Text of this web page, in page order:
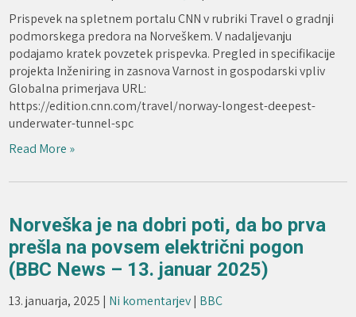
Prispevek na spletnem portalu CNN v rubriki Travel o gradnji
podmorskega predora na Norveškem. V nadaljevanju
podajamo kratek povzetek prispevka. Pregled in specifikacije
projekta Inženiring in zasnova Varnost in gospodarski vpliv
Globalna primerjava URL:
https://edition.cnn.com/travel/norway-longest-deepest-
underwater-tunnel-spc
Read More »
Norveška je na dobri poti, da bo prva
prešla na povsem električni pogon
(BBC News – 13. januar 2025)
13. januarja, 2025 | Ni komentarjev| BBC